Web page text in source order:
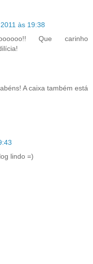
às 19:38
Que carinho
A caixa também está
lindo =)